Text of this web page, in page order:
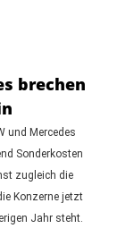
brechen
und Mercedes
Sonderkosten
zugleich die
Konzerne jetzt
Jahr steht.